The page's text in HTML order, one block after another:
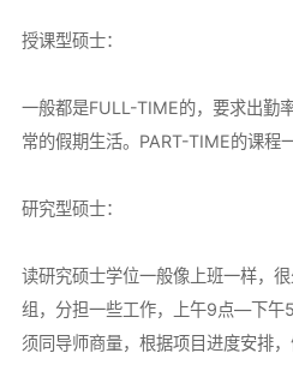
授课型硕士：
一般都是FULL-TIME的，要求出勤
常的假期生活。PART-TIME的课程
研究型硕士：
读研究硕士学位一般像上班一样，
组，分担一些工作，上午9点—下午
须同导师商量，根据项目进度安排，